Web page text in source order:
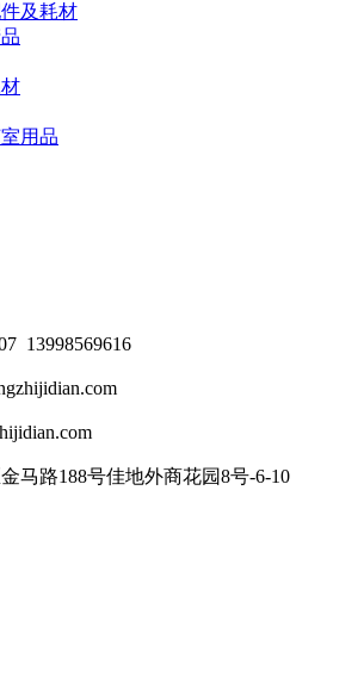
及耗材
用品
13998569616
马路188号佳地外商花园8号-6-10